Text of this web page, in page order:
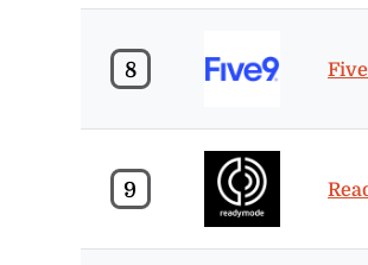
8
9